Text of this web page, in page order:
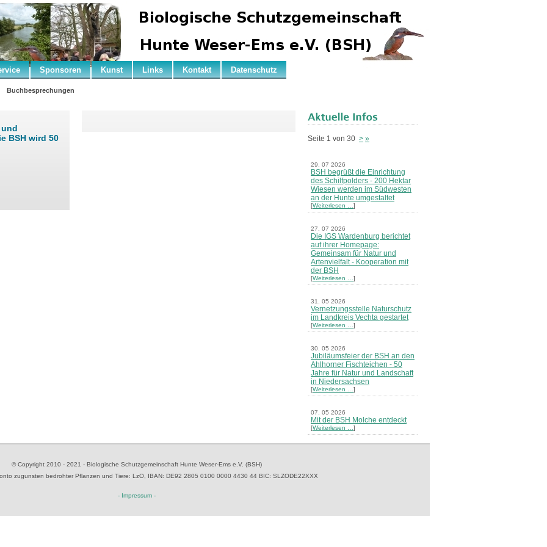
Sponsoren Kunst Links Kontakt Datenschutz
Buchbesprechungen
BSH wird 50
Seite 1 von 30 > »
29. 07 2026
BSH begrüßt die Einrichtung
des Schilfpolders - 200 Hektar
Wiesen werden im Südwesten
an der Hunte umgestaltet
[Weiterlesen … ]
27. 07 2026
Die IGS Wardenburg berichtet
auf ihrer Homepage:
Gemeinsam für Natur und
Artenvielfalt - Kooperation mit
der BSH
[Weiterlesen … ]
31. 05 2026
Vernetzungsstelle Naturschutz
im Landkreis Vechta gestartet
[Weiterlesen … ]
30. 05 2026
Jubiläumsfeier der BSH an den
Ahlhorner Fischteichen - 50
Jahre für Natur und Landschaft
in Niedersachsen
[Weiterlesen … ]
07. 05 2026
Mit der BSH Molche entdeckt
[Weiterlesen … ]
[Weiterlesen …
© Copyright 2010 - 2021 - Biologische Schutzgemeinschaft Hunte Weser-Ems e.V. (BSH)
zugunsten bedrohter Pflanzen und Tiere: LzO, IBAN: DE92 2805 0100 0000 4430 44 BIC: SLZODE22XXX
- Impressum -